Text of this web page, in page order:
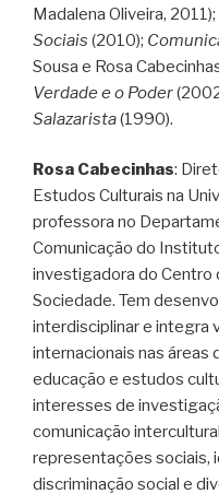
Madalena Oliveira, 2011);
Sociais (2010);
Sousa e Rosa
Verdade e o Poder
Salazarista(1990).
Rosa Cabecinhas:
Estudos Culturais na
professora no
Comunicação do
investigadora do Centro
Sociedade. Tem
interdisciplinar e integra
internacionais nas áreas
educação e estudos
interesses de
comunicação
representações sociais,
discriminação social e